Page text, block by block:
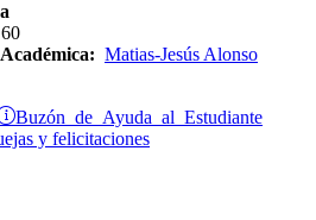
Matias-Jesús Alonso
Buzón de Ayuda al Estudiante
y felicitaciones